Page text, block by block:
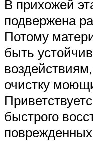
В прихожей
подвержена
Потому
быть
очистку
быстрого
поврежденных